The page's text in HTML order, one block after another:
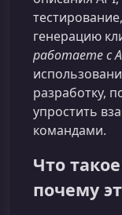
генерацию
работаете с
разработку,
упростить
командами.
Что
почему